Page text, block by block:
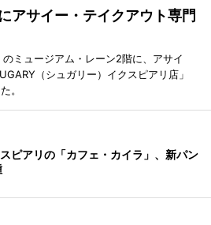
アサイー・テイクアウト専門
ミュージアム・レーン2階に、アサイ
（シュガリー）イクスピアリ店」
。
ピアリの「カフェ・カイラ」、新パン